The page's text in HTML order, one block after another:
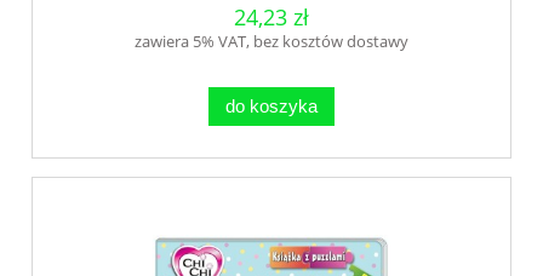
24,23 zł
zawiera 5% VAT, bez kosztów dostawy
do koszyka